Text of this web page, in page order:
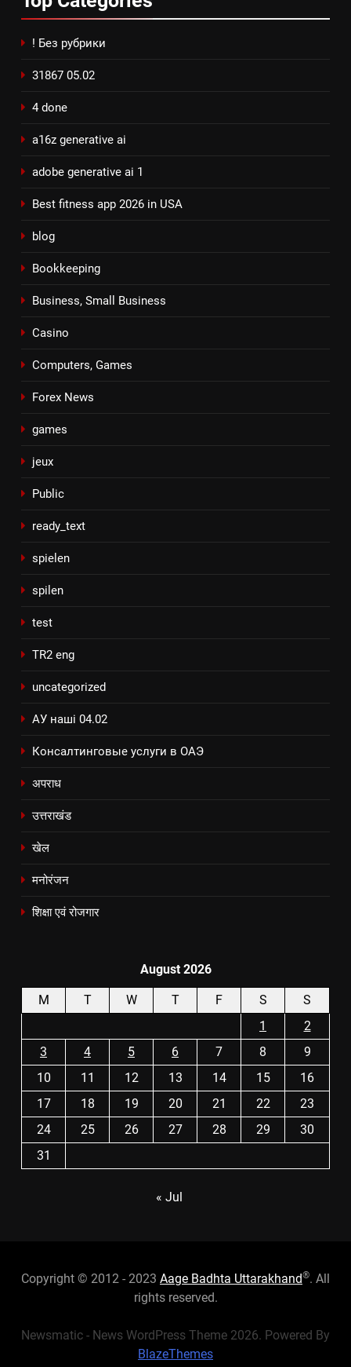
! Без рубрики
31867 05.02
4 done
a16z generative ai
adobe generative ai 1
Best fitness app 2026 in USA
blog
Bookkeeping
Business, Small Business
Casino
Computers, Games
Forex News
games
jeux
Public
ready_text
spielen
spilen
test
TR2 eng
uncategorized
АУ наші 04.02
Консалтинговые услуги в ОАЭ
अपराध
उत्तराखंड
खेल
मनोरंजन
शिक्षा एवं रोजगार
August 2026
M T W T F S
S
1
2
3
4 5 6 7 8
9
10
11 12 13 14 15
16
17
18 19 20 21 22
23
24
25 26 27 28 29
30
31
« Jul
Copyright © 2012 - 2023 Aage Badhta Uttarakhand®. All
rights reserved.
Newsmatic - News WordPress Theme 2026. Powered By
BlazeThemes